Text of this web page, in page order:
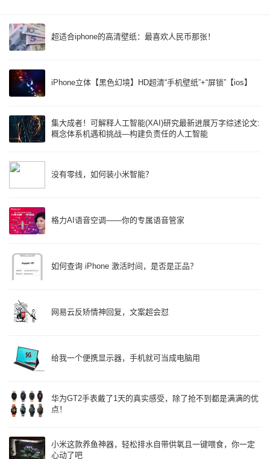
超适合iphone的高清壁纸：最喜欢人民币那张！
iPhone立体【黑色幻境】HD超清“手机壁纸”+“屏锁”【ios】
集大成者！可解释人工智能(XAI)研究最新进展万字综述论文:
概念体系机遇和挑战—构建负责任的人工智能
没有零线，如何装小米智能？
格力AI语音空调——你的专属语音管家
如何查询 iPhone 激活时间，是否是正品？
网易云反矫情神回复，文案超会怼
给我一个便携显示器，手机就可当成电脑用
华为GT2手表戴了1天的真实感受，除了抢不到都是满满的优
点！
小米这款养鱼神器，轻松排水自带供氧且一键喂食，你一定
心动了吧